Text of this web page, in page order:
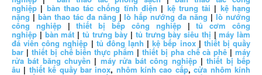
nghiệp | bàn thao tác chống tĩnh điện | kệ trung tải | kệ hạng
nặng | bàn thao tác đa năng |lò hấp nướng đa năng |lò nướng
công nghiệp|thiết bị bếp công nghiệp|tủ cơm công
nghiệp | bàn mát | tủ trưng bày | tủ trưng bày siêu thị |máy làm
đá viên công nghiệp | tủ đông lạnh |kệ bếp inox| thiết bị quầy
bar | thiết bị chế biến thực phẩm | thiết bị pha chế cà phê | máy
rửa bát băng chuyền | máy rửa bát công nghiệp|thiết bị bếp
âu | thiết kế quầy bar inox, nhôm kính cao cấp,cửa nhôm kính